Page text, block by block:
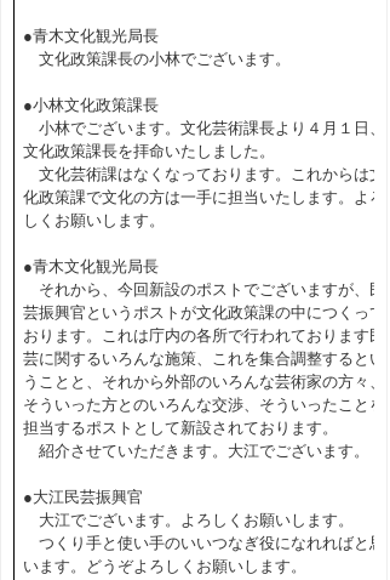
●青木文化観光局長
文化政策課長の小林でございます。
●小林文化政策課長
小林でございます。文化芸術課長より４月１日、
文化政策課長を拝命いたしました。
文化芸術課はなくなっております。これからは文
化政策課で文化の方は一手に担当いたします。よろ
しくお願いします。
●青木文化観光局長
それから、今回新設のポストでございますが、民
芸振興官というポストが文化政策課の中につくって
おります。これは庁内の各所で行われております民
芸に関するいろんな施策、これを集合調整するとい
うことと、それから外部のいろんな芸術家の方々、
そういった方とのいろんな交渉、そういったことを
担当するポストとして新設されております。
紹介させていただきます。大江でございます。
●大江民芸振興官
大江でございます。よろしくお願いします。
つくり手と使い手のいいつなぎ役になれればと思
います。どうぞよろしくお願いします。